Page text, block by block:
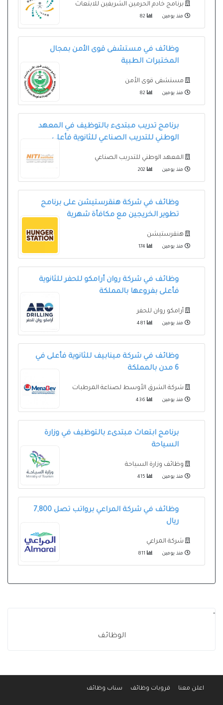
برنامج خادم الحرمين الشريفين للابتعاث
منذ يومين
وظائف في مستشفى قوى الأمن بمجال
المختبرات الطبية
مستشفى قوى الأمن
منذ يومين
برنامج تدريب مبتدىء بالتوظيف في المعهد
الوطني للتدريب الصناعي للثانوية فأعلى
المعهد الوطني للتدريب الصناعي
منذ يومين
وظائف في شركة هنقرستيشن على برنامج
تطوير الخريجين مع مكافأة شهرية
هنقرستيشن
منذ يومين
وظائف في شركة روان أرامكو للحفر للثانوية
فأعلى بفروعها بالمملكة
أرامكو روان للحفر
منذ يومين
وظائف في شركة مينابيف للثانوية فأعلى في
6 مدن بالمملكة
شركة الشرق الأوسط لصناعة المرطبات
منذ يومين
برنامج ابتعاث مبتدىء بالتوظيف في وزارة
السياحة
وظائف وزارة السياحة
منذ يومين
وظائف في شركة المراعي برواتب تصل 7,800
ريال
شركة المراعي
منذ يومين
-
الوظائف
اعلن معنا قروبات وظائف سناب وظائف